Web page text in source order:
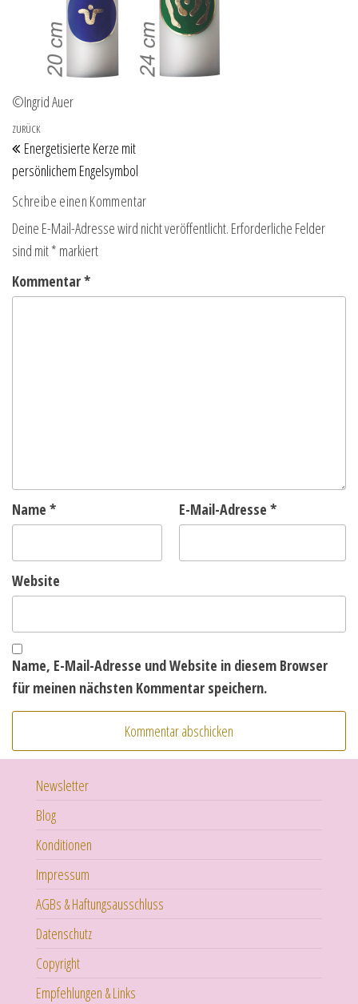
©Ingrid Auer
Beitragsnavigation
Vorheriger Beitrag
ZURÜCK
Energetisierte Kerze mit
persönlichem Engelsymbol
Schreibe einen Kommentar
Deine E-Mail-Adresse wird nicht veröffentlicht. Erforderliche Felder
sind mit* markiert
Kommentar*
Name * E-Mail-Adresse *
Website
Name, E-Mail-Adresse und Website in diesem Browser
für meinen nächsten Kommentar speichern.
Newsletter
Blog
Konditionen
Impressum
AGBs & Haftungsausschluss
Datenschutz
Copyright
Empfehlungen & Links